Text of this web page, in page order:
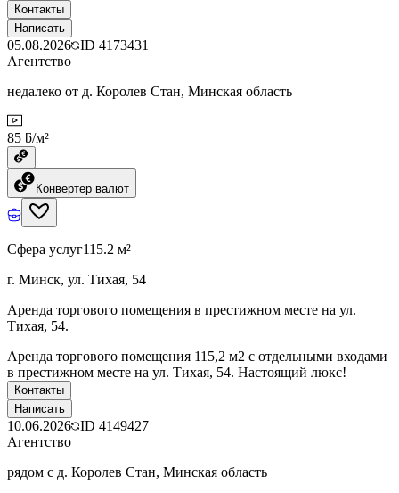
Контакты
Написать
05.08.2026 ID 4173431
Агентство
недалеко от д. Королев Стан, Минская область
85 ƃ/м²
Конвертер валют
Сфера услуг115.2 м²
г. Минск, ул. Тихая, 54
Аренда торгового помещения в престижном месте на ул.
Тихая, 54.
Аренда торгового помещения 115,2 м2 с отдельными входами
в престижном месте на ул. Тихая, 54. Настоящий люкс!
Контакты
Написать
10.06.2026 ID 4149427
Агентство
рядом с д. Королев Стан, Минская область